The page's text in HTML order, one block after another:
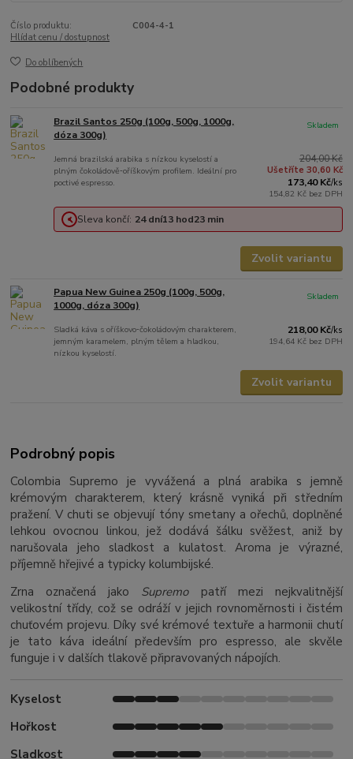
Číslo produktu:
C004-4-1
Hlídat cenu / dostupnost
Do oblíbených
Podobné produkty
Brazil Santos 250g (100g, 500g, 1000g,
dóza 300g)
Jemná brazilská arabika s nízkou kyselostí a
plným čokoládově‑oříškovým profilem. Ideální pro
poctivé espresso.
204,00 Kč
Ušetříte 30,60 Kč
173,40 Kč/ks
154,82 Kč bez DPH
Skladem
Sleva končí: 24 dní13 hod23 min
Zvolit variantu
Papua New Guinea 250g (100g, 500g,
1000g, dóza 300g)
Sladká káva s oříškovo‑čokoládovým charakterem,
jemným karamelem, plným tělem a hladkou,
nízkou kyselostí.
218,00 Kč/ks
194,64 Kč bez DPH
Skladem
Zvolit variantu
Podrobný popis
Colombia Supremo je vyvážená a plná arabika s jemně
krémovým charakterem, který krásně vyniká při středním
pražení. V chuti se objevují tóny smetany a ořechů, doplněné
lehkou ovocnou linkou, jež dodává šálku svěžest, aniž by
narušovala jeho sladkost a kulatost. Aroma je výrazné,
příjemně hřejivé a typicky kolumbijské.
Zrna označená jako Supremopatří mezi nejkvalitnější
velikostní třídy, což se odráží v jejich rovnoměrnosti i čistém
chuťovém projevu. Díky své krémové textuře a harmonii chutí
je tato káva ideální především pro espresso, ale skvěle
funguje i v dalších tlakově připravovaných nápojích.
Kyselost
Hořkost
Sladkost